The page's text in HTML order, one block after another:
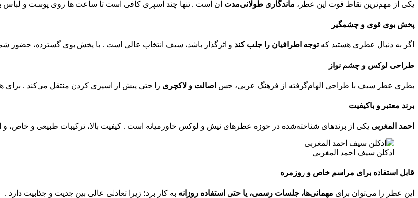
یکی از مهم‌ترین نقاط قوت این عطر، ماندگاری طولانی‌مدت آن است . تنها چند اسپری کافی است تا ساعت‌ ها روی پوست و لباس
پخش بوی قوی و چشمگیر
اگر به دنبال عطری هستید کهتوجه اطرافیان را جلب کند و اثرگذار باشد، سیف انتخاب عالی است . با پخش بوی گسترده، حضور
طراحی لوکس و چشم‌ نواز
بطری عطر سیف با طراحی الهام‌گرفته از فرهنگ عربی، حس اصالت و لاکچری را حتی پیش از اسپری کردن منتقل می‌کند . برای
برند معتبر و باکیفیت
احمد المغربی یکی از برندهای شناخته‌شده در حوزه عطرهای نیش و لوکس خاورمیانه است . کیفیت بالا، ترکیبات طبیعی و خاص، و
ادکلن سیف احمد المغربی
قابل استفاده برای مراسم خاص و روزمره
این عطر را می‌توان برای مهمانی‌ها، جلسات رسمی، یا حتی استفاده روزانه به کار برد؛ زیرا تعادلی عالی بین جدیت و جذابیت دارد .